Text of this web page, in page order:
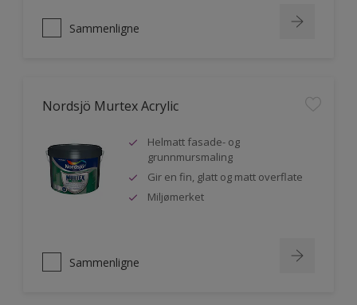
Sammenligne
Nordsjö Murtex Acrylic
Helmatt fasade- og
grunnmursmaling
Gir en fin, glatt og matt overflate
Miljømerket
Sammenligne